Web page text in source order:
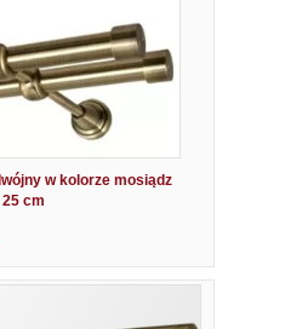
w kolorze mosiądz
cm